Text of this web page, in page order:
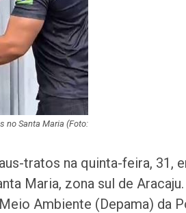
no Santa Maria (Foto:
tratos na quinta-feira, 31,
Maria, zona sul de
Ambiente (Depama) da
violência